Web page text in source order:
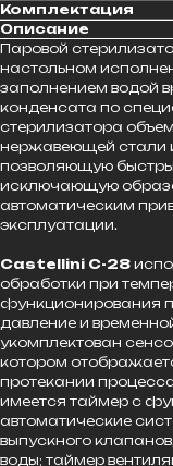
Комплектация
Описание
Паровой
настольном
заполнением водой
конденсата по
стерилизатора
нержавеющей стали
позволяющую
исключающую
автоматическим
эксплуатации.
Castellini C-28
обработки при
функционирования
давление и
укомплектован
котором
протекании
имеется таймер с
автоматические
выпускного
воды; таймер